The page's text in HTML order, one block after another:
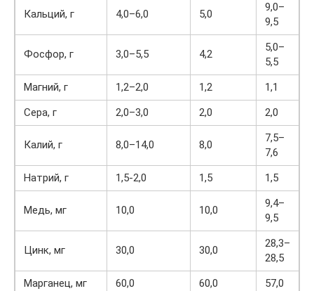
Кальций, г 4,0–6,0 5,0
9,0–
9,5
Фосфор, г 3,0–5,5 4,2
5,0–
5,5
Магний, г
1,2–2,0 1,2
1,1
Сера, г
2,0–3,0 2,0 2,0
Калий, г 8,0–14,0 8,0
7,5–
7,6
Натрий, г
1,5-2,0 1,5 1,5
Медь, мг 10,0 10,0
9,4–
9,5
Цинк, мг 30,0 30,0
28,3–
28,5
Марганец, мг
60,0 60,0
57,0